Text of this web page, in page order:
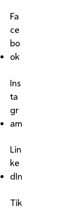
Fa
ce
bo
ok
Ins
ta
gr
am
Lin
ke
dIn
Tik